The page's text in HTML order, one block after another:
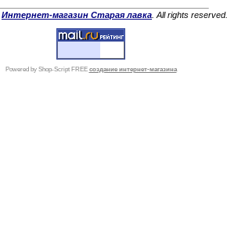
Интернет-магазин Старая лавка . All rights reserved.
Powered by Shop-Script FREE создание интернет-магазина